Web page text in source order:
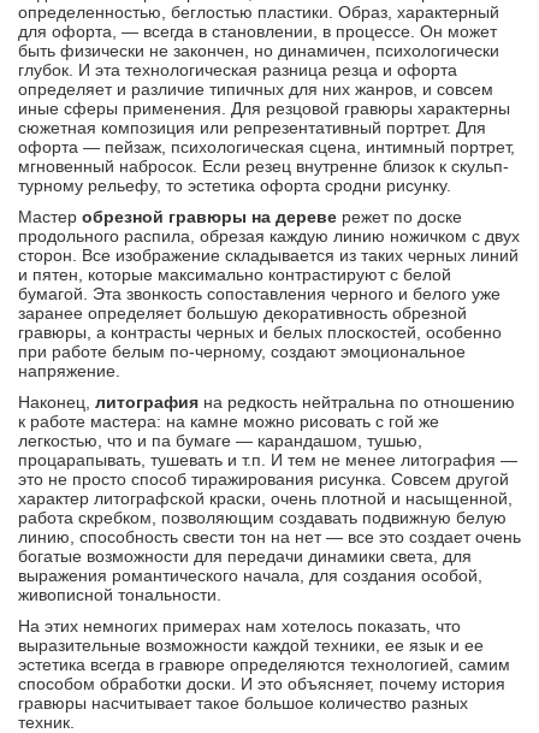
определенностью, беглостью пластики. Образ, ха­рактерный
для офорта, — всегда в становлении, в процессе. Он может
быть физически не закончен, но динамичен, психологически
глубок. И эта тех­нологическая разница резца и офорта
определяет и различие типичных для них жанров, и совсем
иные сферы применения. Для резцовой гравюры характерны
сюжетная композиция или репрезентативный портрет. Для
офорта — пейзаж, психоло­гическая сцена, интимный портрет,
мгновенный набросок. Если резец внутренне близок к скульп­
турному рельефу, то эстетика офорта сродни рисунку.
Мастер обрезной гравюры на дереве режет по доске
продольного распила, обрезая каждую ли­нию ножичком с двух
сторон. Все изображение складывается из таких черных линий
и пятен, ко­торые максимально контрастируют с белой
бумагой. Эта звонкость сопоставления черного и бело­го уже
заранее определяет большую декоратив­ность обрезной
гравюры, а контрасты черных и белых плоскостей, особенно
при работе белым по-черному, создают эмоциональное
напряжение.
Наконец, литография на редкость нейтральна по отношению
к работе мастера: на камне можно рисовать с гой же
легкостью, что и па бумаге — карандашом, тушью,
процарапывать, тушевать и т.п. И тем не менее литография —
это не просто способ тиражирования рисунка. Совсем другой
характер литографской краски, очень плотной и на­сыщенной,
работа скребком, позволяющим созда­вать подвижную белую
линию, способность свести тон на нет — все это создает очень
богатые воз­можности для передачи динамики света, для
выра­жения романтического начала, для создания осо­бой,
живописной тональности.
На этих немногих примерах нам хотелось по­казать, что
выразительные возможности каждой техники, ее язык и ее
эстетика всегда в гравюре определяются технологией, самим
способом обра­ботки доски. И это объясняет, почему история
гравюры насчитывает такое большое количество разных
техник.